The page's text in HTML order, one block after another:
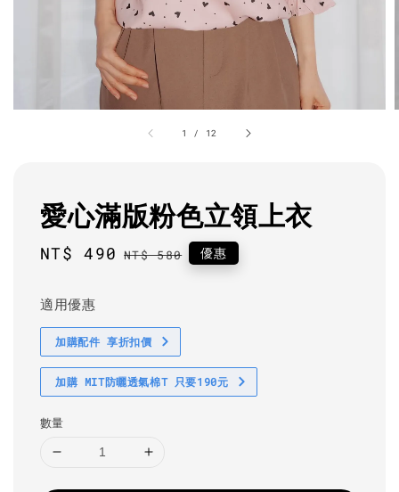
1 / 12
愛心滿版粉色立領上衣
Sale
NT$ 490 Regular
NT$ 580 優惠
適用優惠
加購配件 享折扣價
加購 MIT防曬透氣棉T 只要190元
數量